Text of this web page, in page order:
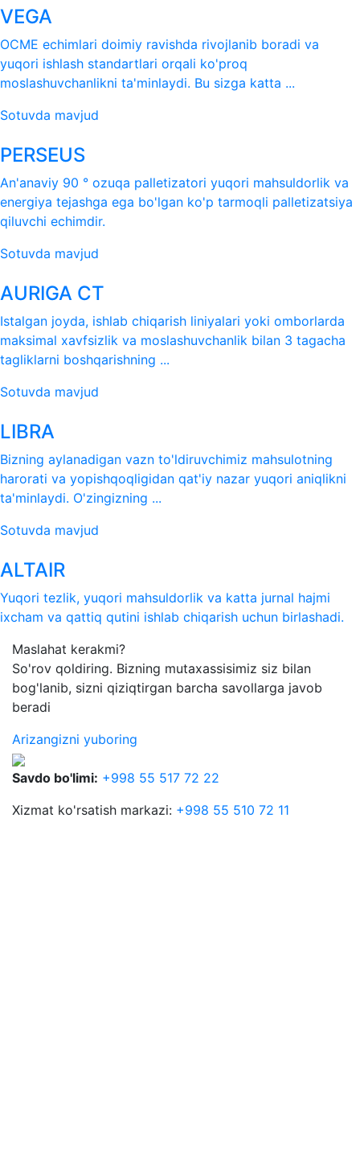
VEGA
OCME echimlari doimiy ravishda rivojlanib boradi va
yuqori ishlash standartlari orqali ko'proq
moslashuvchanlikni ta'minlaydi. Bu sizga katta ...
Sotuvda mavjud
PERSEUS
An'anaviy 90 ° ozuqa palletizatori yuqori mahsuldorlik va
energiya tejashga ega bo'lgan ko'p tarmoqli palletizatsiya
qiluvchi echimdir.
Sotuvda mavjud
AURIGA CT
Istalgan joyda, ishlab chiqarish liniyalari yoki omborlarda
maksimal xavfsizlik va moslashuvchanlik bilan 3 tagacha
tagliklarni boshqarishning ...
Sotuvda mavjud
LIBRA
Bizning aylanadigan vazn to'ldiruvchimiz mahsulotning
harorati va yopishqoqligidan qat'iy nazar yuqori aniqlikni
ta'minlaydi. O'zingizning ...
Sotuvda mavjud
ALTAIR
Yuqori tezlik, yuqori mahsuldorlik va katta jurnal hajmi
ixcham va qattiq qutini ishlab chiqarish uchun birlashadi.
Maslahat kerakmi?
So'rov qoldiring. Bizning mutaxassisimiz siz bilan
bog'lanib, sizni qiziqtirgan barcha savollarga javob
beradi
Arizangizni yuboring
Savdo bo'limi: +998 55 517 72 22
Xizmat ko'rsatish markazi: +998 55 510 72 11